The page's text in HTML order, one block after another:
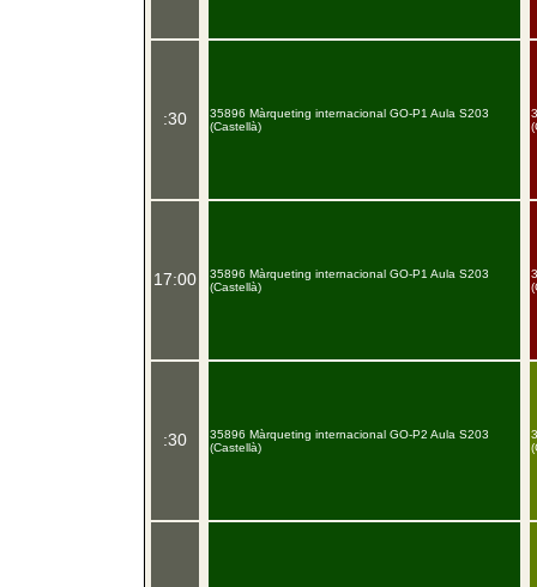
:30
17:00
:30
35896 Màrqueting internacional GO-P1 Aula S203
(Castellà)
35896 Màrqueting internacional GO-P1 Aula S203
(Castellà)
35896 Màrqueting internacional GO-P2 Aula S203
(Castellà)